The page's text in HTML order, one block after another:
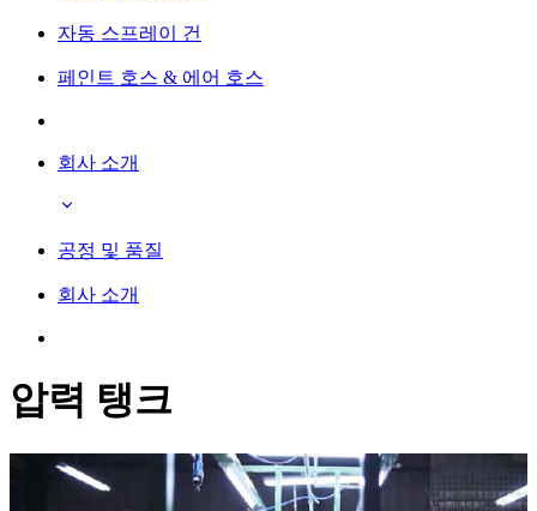
자동 스프레이 건
페인트 호스 & 에어 호스
회사 소개
공정 및 품질
회사 소개
압력 탱크